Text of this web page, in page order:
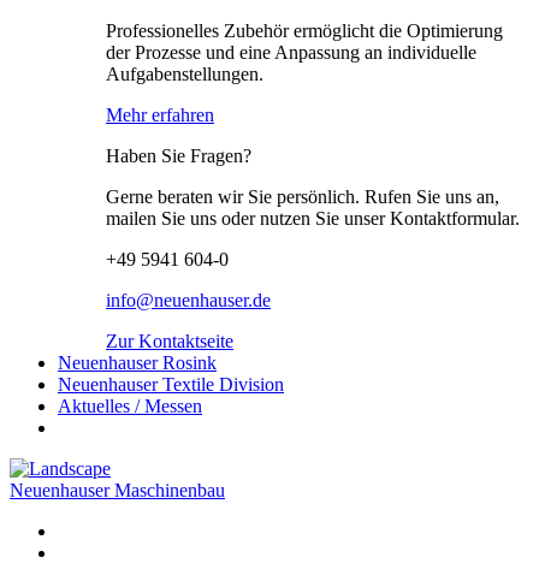
Professionelles Zubehör ermöglicht die Optimierung
der Prozesse und eine Anpassung an individuelle
Aufgabenstellungen.
Mehr erfahren
Haben Sie Fragen?
Gerne beraten wir Sie persönlich. Rufen Sie uns an,
mailen Sie uns oder nutzen Sie unser Kontaktformular.
+49 5941 604-0
info@neuenhauser.de
Zur Kontaktseite
Neuenhauser Rosink
Neuenhauser Textile Division
Aktuelles / Messen
Neuenhauser Maschinenbau